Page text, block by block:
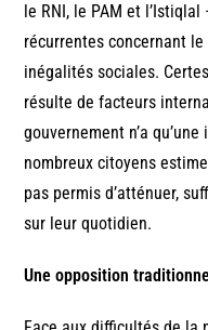
le RNI, le PAM et
récurrentes concernant
inégalités sociales.
résulte de facteurs
gouvernement n’a
nombreux citoyens
pas permis d’atténuer,
sur leur quotidien.
Une opposition